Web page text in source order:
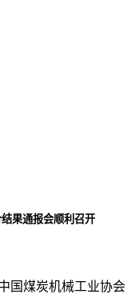
果通报会顺利召开
国煤炭机械工业协会